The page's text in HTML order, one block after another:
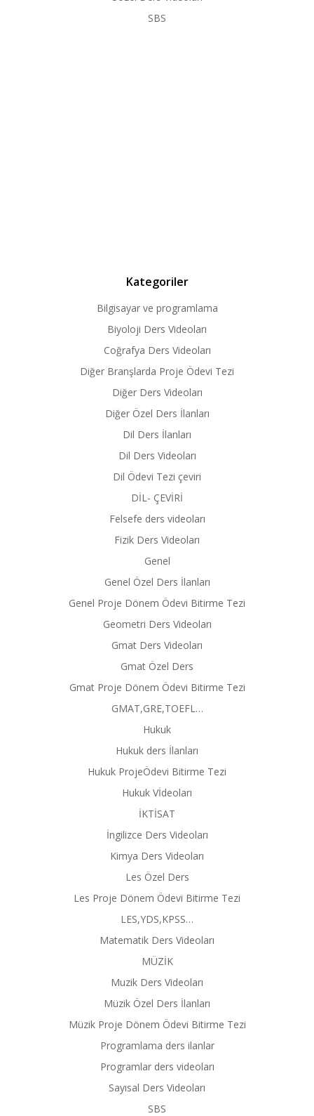
SBS
Kategoriler
Bilgisayar ve programlama
Biyoloji Ders Videoları
Coğrafya Ders Videoları
Diğer Branşlarda Proje Ödevi Tezi
Diğer Ders Videoları
Diğer Özel Ders İlanları
Dil Ders İlanları
Dil Ders Videoları
Dil Ödevi Tezi çeviri
DİL- ÇEVİRİ
Felsefe ders videoları
Fizik Ders Videoları
Genel
Genel Özel Ders İlanları
Genel Proje Dönem Ödevi Bitirme Tezi
Geometri Ders Videoları
Gmat Ders Videoları
Gmat Özel Ders
Gmat Proje Dönem Ödevi Bitirme Tezi
GMAT,GRE,TOEFL…
Hukuk
Hukuk ders İlanları
Hukuk ProjeÖdevi Bitirme Tezi
Hukuk Vİdeoları
İKTİSAT
İngilizce Ders Videoları
Kimya Ders Videoları
Les Özel Ders
Les Proje Dönem Ödevi Bitirme Tezi
LES,YDS,KPSS…
Matematik Ders Videoları
MÜZİK
Muzik Ders Videoları
Müzik Özel Ders İlanları
Müzik Proje Dönem Ödevi Bitirme Tezi
Programlama ders ilanlar
Programlar ders videoları
Sayısal Ders Videoları
SBS